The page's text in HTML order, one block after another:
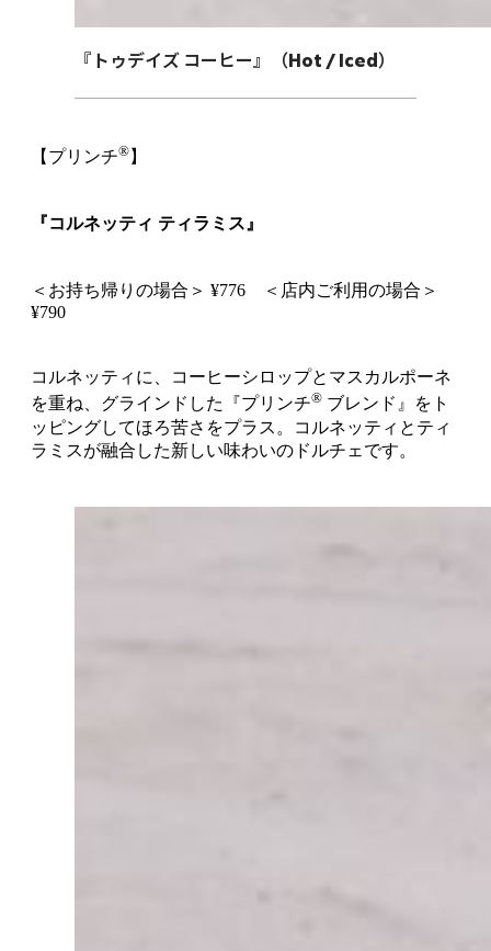
『トゥデイズ コーヒー』（Hot / Iced）
【プリンチ® 】
『コルネッティ ティラミス』
＜お持ち帰りの場合＞ ¥776 ＜店内ご利用の場合＞
¥790
コルネッティに、コーヒーシロップとマスカルポーネ
を重ね、グラインドした『プリンチ® ブレンド』をト
ッピングしてほろ苦さをプラス。コルネッティとティ
ラミスが融合した新しい味わいのドルチェです。